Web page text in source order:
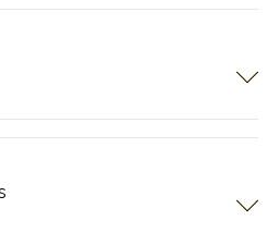
por 3 años.
diseñan con detalles de sellado y
sellado.